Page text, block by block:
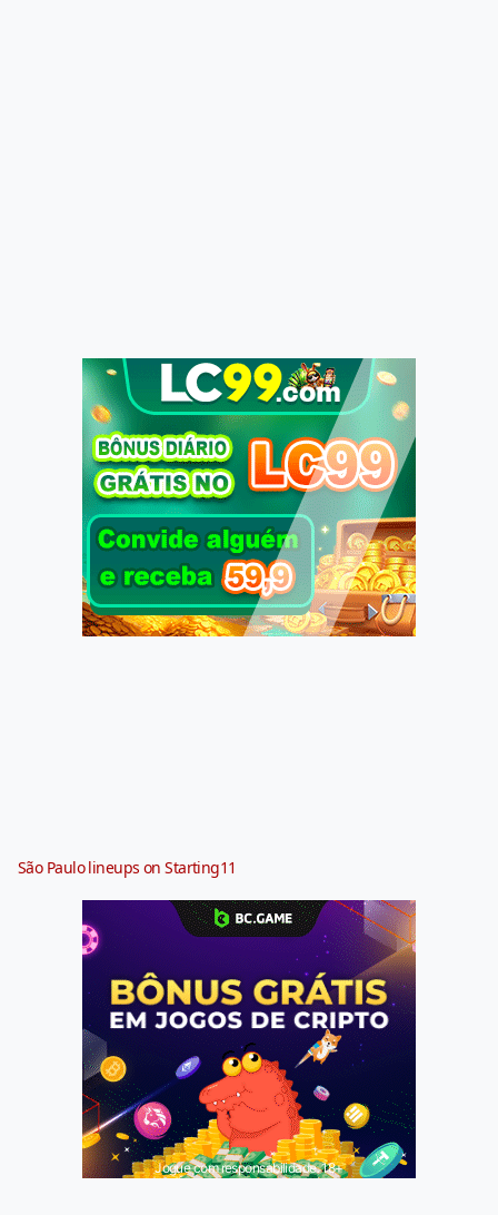
São Paulo lineups on Starting11
Jogue com responsabilidade. 18+